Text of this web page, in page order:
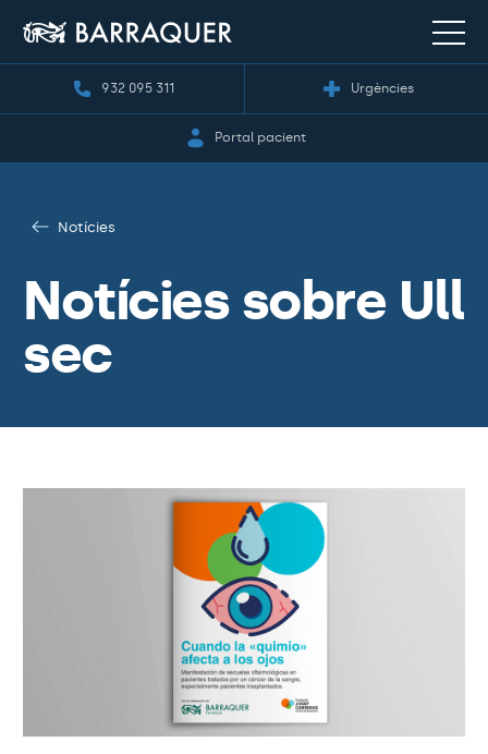
932 095 311 Urgències
Portal pacient
Notícies
Notícies sobre Ull
sec